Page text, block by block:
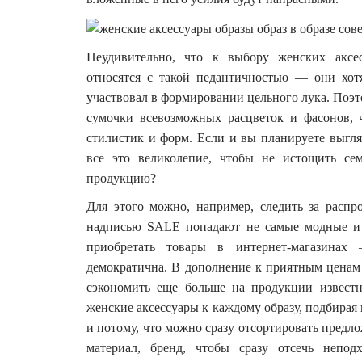
Неудивительно, что к выбору женских
относятся с такой педантичностью — они
участвовал в формировании цельного лука.
сумочки всевозможных расцветок и
стилистик и форм. Если и вы планируете
все это великолепие, чтобы не истощить
продукцию?
Для этого можно, например, следить за
надписью SALE попадают не самые модные
приобретать товары в интернет-
демократична. В дополнение к приятным
сэкономить еще больше на продукции
женские аксессуары к каждому образу,
и потому, что можно сразу отсортировать
материал, бренд, чтобы сразу отсечь